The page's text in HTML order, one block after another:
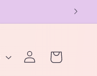
Connexion Panier